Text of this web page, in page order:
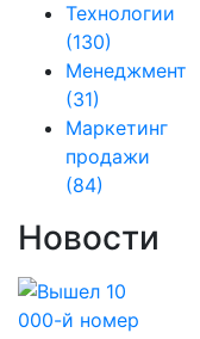
Технологии
(130)
Менеджмент
(31)
Маркетинг
продажи
(84)
Новости